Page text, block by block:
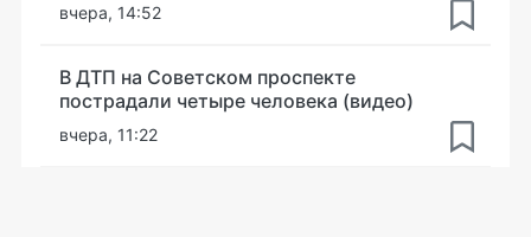
вчера, 14:52
В ДТП на Советском проспекте
пострадали четыре человека (видео)
вчера, 11:22